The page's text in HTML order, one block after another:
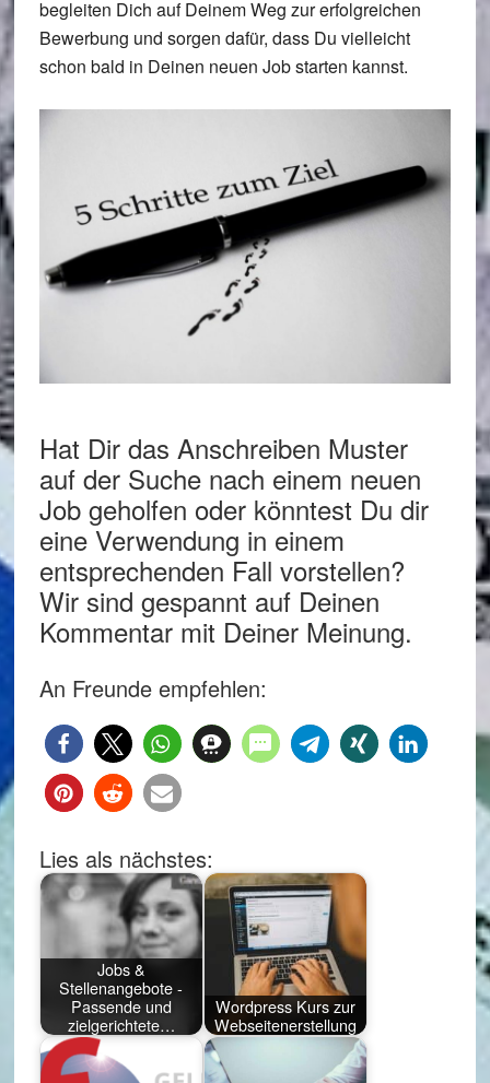
begleiten Dich auf Deinem Weg zur erfolgreichen
Bewerbung und sorgen dafür, dass Du vielleicht
schon bald in Deinen neuen Job starten kannst.
Hat Dir das Anschreiben Muster
auf der Suche nach einem neuen
Job geholfen oder könntest Du dir
eine Verwendung in einem
entsprechenden Fall vorstellen?
Wir sind gespannt auf Deinen
Kommentar mit Deiner Meinung.
An Freunde empfehlen:
Lies als nächstes:
Jobs &
Stellenangebote -
Passende und
zielgerichtete…
Wordpress Kurs zur
Webseitenerstellung